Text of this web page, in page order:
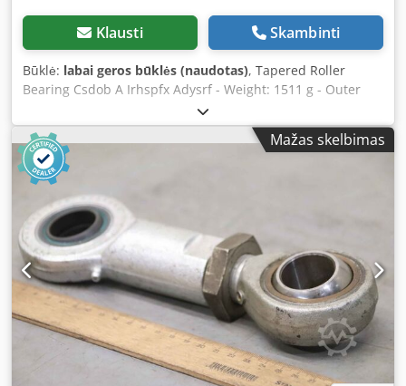
Klausti Skambinti
Būklė: labai geros būklės (naudotas), Tapered Roller
Bearing Csdob A Irhspfx Adysrf - Weight: 1511 g - Outer
diameter: 120 mm - Width: 33.35 mm - Inner diameter: 65
mm
Mažas skelbimas